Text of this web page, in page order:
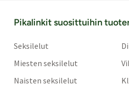
Pikalinkit suosittuihin
Seksilelut
Miesten seksilelut
Naisten seksilelut